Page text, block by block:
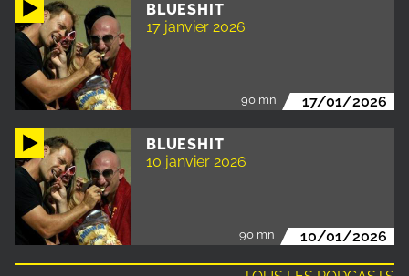
BLUESHIT
17 janvier 2026
90 mn 17/01/2026
BLUESHIT
10 janvier 2026
90 mn 10/01/2026